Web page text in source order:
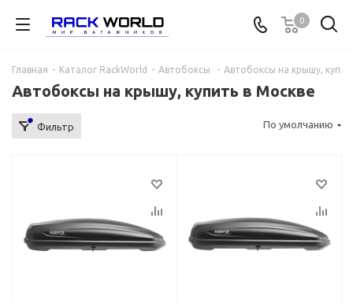
0
Главная - Каталог RackWorld - Автобоксы - Автобоксы на крышу,
Автобоксы на крышу, купить в Москве
Фильтр По умолчанию